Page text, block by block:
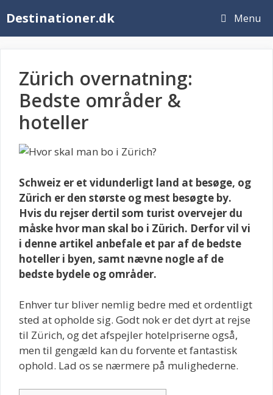
til
indhold
Destinationer.dk Menu
Zürich overnatning:
Bedste områder &
hoteller
Schweiz er et vidunderligt land at besøge, og
Zürich er den største og mest besøgte by.
Hvis du rejser dertil som turist overvejer du
måske hvor man skal bo i Zürich. Derfor vil vi
i denne artikel anbefale et par af de bedste
hoteller i byen, samt nævne nogle af de
bedste bydele og områder.
Enhver tur bliver nemlig bedre med et ordentligt
sted at opholde sig. Godt nok er det dyrt at rejse
til Zürich, og det afspejler hotelpriserne også,
men til gengæld kan du forvente et fantastisk
ophold. Lad os se nærmere på mulighederne.